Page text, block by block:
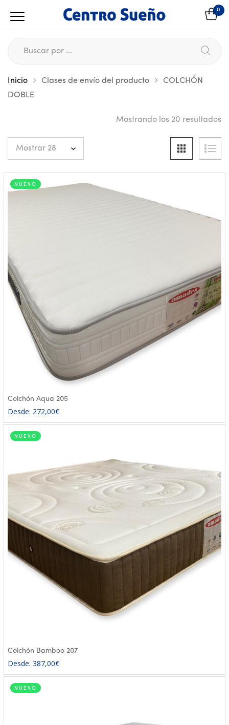
0
Inicio Clases de envío del producto
COLCHÓN
DOBLE
Mostrando los 20 resultados
NUEVO
Colchón Aqua 205
Desde: 272,00€
NUEVO
Colchón Bamboo 207
Desde: 387,00€
NUEVO